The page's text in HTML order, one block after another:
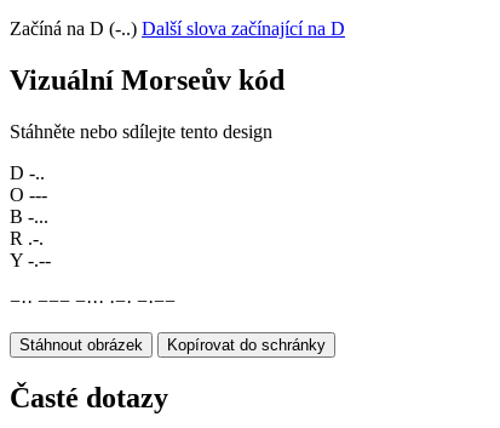
Začíná na D (-..) Další slova začínající na D
Vizuální Morseův kód
Stáhněte nebo sdílejte tento design
D -..
O ---
B -...
R .-.
Y -.--
−·· −−− −··· ·−· −·−−
Stáhnout obrázek Kopírovat do schránky
Časté dotazy